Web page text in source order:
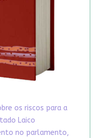
os riscos para a
Laico
no parlamento,